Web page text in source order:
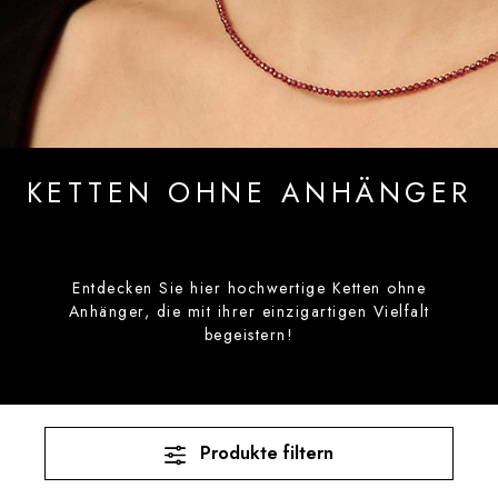
KETTEN OHNE ANHÄNGER
Entdecken Sie hier hochwertige Ketten ohne
Anhänger, die mit ihrer einzigartigen Vielfalt
begeistern!
Produkte filtern